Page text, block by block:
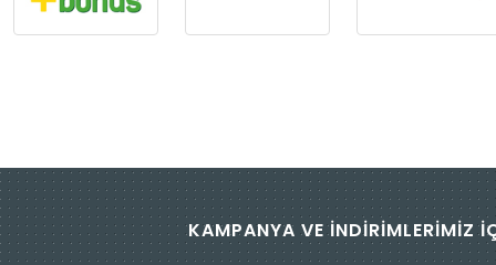
KAMPANYA VE İNDİRİMLERİMİZ